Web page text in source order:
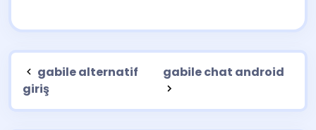
gabile alternatif
giriş
gabile chat android